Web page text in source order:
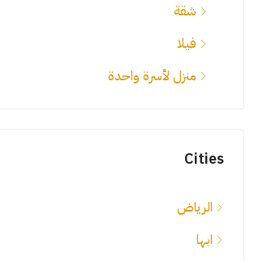
شقة
فيلا
منزل لأسرة واحدة
Cities
الرياض
ابها